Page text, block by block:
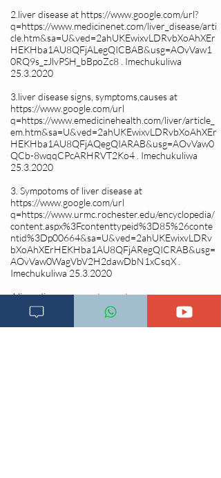
2.liver disease at https://www.google.com/url?
q=https://www.medicinenet.com/liver_disease/arti
cle.htm&sa=U&ved=2ahUKEwixvLDRvbXoAhXEr
HEKHba1AU8QFjALegQICBAB&usg=AOvVaw1
0RQ9s_zJlvPSH_bBpoZc8 . Imechukuliwa
25.3.2020
3.liver disease signs, symptoms,causes at
https://www.google.com/url
q=https://www.emedicinehealth.com/liver/article_
em.htm&sa=U&ved=2ahUKEwixvLDRvbXoAhXEr
HEKHba1AU8QFjAQegQIARAB&usg=AOvVaw0
QCb-8wqqCPcARHRVT2Ko4 . Imechukuliwa
25.3.2020
3. Sympotoms of liver disease at
https://www.google.com/url
q=https://www.urmc.rochester.edu/encyclopedia/
content.aspx%3Fcontenttypeid%3D85%26conte
ntid%3Dp00664&sa=U&ved=2ahUKEwixvLDRv
bXoAhXErHEKHba1AU8QFjARegQICRAB&usg=
AOvVaw0WagVbV2H2dawDbN1xCsqX
Imechukuliwa 25.3.2020
4.liver disease sympotoms at
https://www.google.com/url?
q=https://www.healthline.com/health/liver-